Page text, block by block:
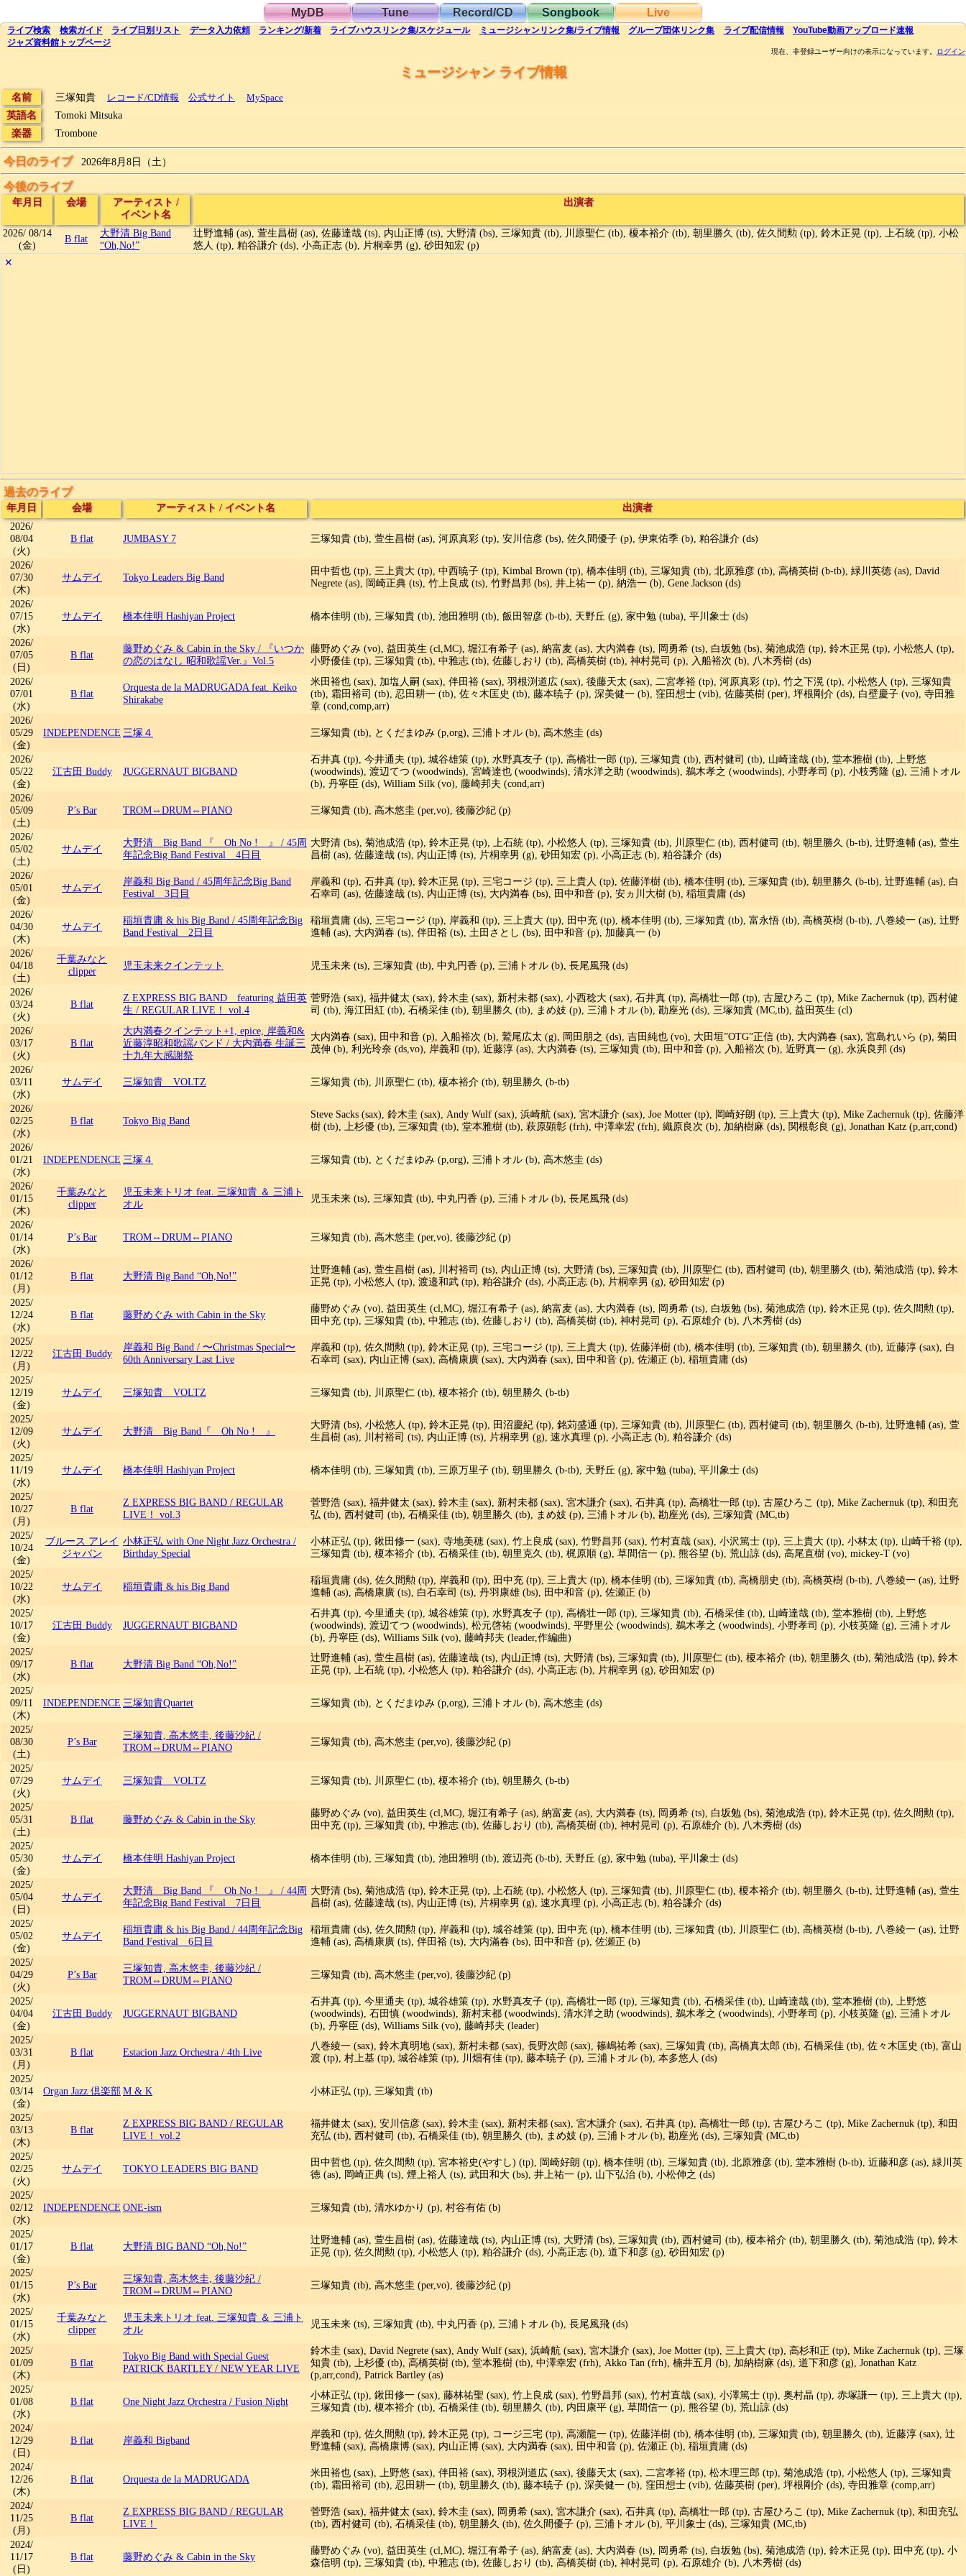
MyDB Tune Record/CD Songbook Live
ライブ検索 検索ガイド ライブ日別 リスト データ入力依頼 ランキング/新着 ライブハウス リンク集/スケジュール ミュージシャンリンク集/ライブ情報 グループ団体リンク集 ライブ配信情報 YouTube動画アップロード速報
ジャズ資料館 トップページ
現在、非登録ユーザー向けの表示になっています。 ログイン
ミュージシャン ライブ情報
名前 三塚知貴 レコード/CD情報 公式サイト MySpace
英語名
Tomoki Mitsuka
楽器
Trombone
今日のライブ 2026年8月8日（土）
今後のライブ
年月日 会場 アーティスト /
イベント名
出演者
2026/ 08/14
(金)
B flat
大野清 Big Band
“Oh,No!”
辻野進輔 (as), 萱生昌樹 (as), 佐藤達哉 (ts), 内山正博 (ts), 大野清 (bs), 三塚知貴 (tb), 川原聖仁 (tb), 榎本裕介 (tb), 朝里勝久 (tb), 佐久間勲 (tp), 鈴木正晃 (tp), 上石統 (tp), 小松
悠人 (tp), 粕谷謙介 (ds), 小高正志 (b), 片桐幸男 (g), 砂田知宏 (p)
✕
過去のライブ
年月日 会場 アーティスト / イベント名
出演者
2026/
08/04
(火)
B flat JUMBASY 7 三塚知貴 (tb), 萱生昌樹 (as), 河原真彩 (tp), 安川信彦 (bs), 佐久間優子 (p), 伊東佑季 (b), 粕谷謙介 (ds)
2026/
07/30
(木)
サムデイ Tokyo Leaders Big Band
田中哲也 (tp), 三上貴大 (tp), 中西暁子 (tp), Kimbal Brown (tp), 橋本佳明 (tb), 三塚知貴 (tb), 北原雅彦 (tb), 高橋英樹 (b-tb), 緑川英徳 (as), David
Negrete (as), 岡崎正典 (ts), 竹上良成 (ts), 竹野昌邦 (bs), 井上祐一 (p), 納浩一 (b), Gene Jackson (ds)
2026/
07/15
(水)
サムデイ 橋本佳明 Hashiyan Project 橋本佳明 (tb), 三塚知貴 (tb), 池田雅明 (tb), 飯田智彦 (b-tb), 天野丘 (g), 家中勉 (tuba), 平川象士 (ds)
2026/
07/05
(日)
B flat
藤野めぐみ & Cabin in the Sky /
『いつか
の恋のはなし 昭和歌謡Ver.』Vol.5
藤野めぐみ (vo), 益田英生 (cl,MC), 堀江有希子 (as), 納富麦 (as), 大内満春 (ts), 岡勇希 (ts), 白坂勉 (bs), 菊池成浩 (tp), 鈴木正晃 (tp), 小松悠人 (tp),
小野優佳 (tp), 三塚知貴 (tb), 中雅志 (tb), 佐藤しおり (tb), 高橋英樹 (tb), 神村晃司 (p), 入船裕次 (b), 八木秀樹 (ds)
2026/
07/01
(水)
B flat
Orquesta de la MADRUGADA feat. Keiko
Shirakabe
米田裕也 (sax), 加塩人嗣 (sax), 伴田裕 (sax), 羽根渕道広 (sax), 後藤天太 (sax), 二宮孝裕 (tp), 河原真彩 (tp), 竹之下滉 (tp), 小松悠人 (tp), 三塚知貴
(tb), 霜田裕司 (tb), 忍田耕一 (tb), 佐々木匡史 (tb), 藤本暁子 (p), 深美健一 (b), 窪田想士 (vib), 佐藤英樹 (per), 坪根剛介 (ds), 白壁慶子 (vo), 寺田雅
章 (cond,comp,arr)
2026/
05/29
(金)
INDEPENDENCE 三塚４ 三塚知貴 (tb), とくだまゆみ (p,org), 三浦トオル (b), 高木悠圭 (ds)
2026/
05/22
(金)
江古田 Buddy JUGGERNAUT BIGBAND
石井真 (tp), 今井通夫 (tp), 城谷雄策 (tp), 水野真友子 (tp), 高橋壮一郎 (tp), 三塚知貴 (tb), 西村健司 (tb), 山崎達哉 (tb), 堂本雅樹 (tb), 上野悠
(woodwinds), 渡辺てつ (woodwinds), 宮崎達也 (woodwinds), 清水洋之助 (woodwinds), 鵜木孝之 (woodwinds), 小野孝司 (p), 小枝秀隆 (g), 三浦トオル
(b), 丹寧臣 (ds), William Silk (vo), 藤崎邦夫 (cond,arr)
2026/
05/09
(土)
P’s Bar TROM⇔DRUM⇔PIANO 三塚知貴 (tb), 高木悠圭 (per,vo), 後藤沙紀 (p)
2026/
05/02
(土)
サムデイ
大野清 Big Band 『 Oh No ! 』 / 45周
年記念Big Band Festival 4日目
大野清 (bs), 菊池成浩 (tp), 鈴木正晃 (tp), 上石統 (tp), 小松悠人 (tp), 三塚知貴 (tb), 川原聖仁 (tb), 西村健司 (tb), 朝里勝久 (b-tb), 辻野進輔 (as), 萱生
昌樹 (as), 佐藤達哉 (ts), 内山正博 (ts), 片桐幸男 (g), 砂田知宏 (p), 小高正志 (b), 粕谷謙介 (ds)
2026/
05/01
(金)
サムデイ
岸義和 Big Band / 45周年記念Big Band
Festival 3日目
岸義和 (tp), 石井真 (tp), 鈴木正晃 (tp), 三宅コージ (tp), 三上貴人 (tp), 佐藤洋樹 (tb), 橋本佳明 (tb), 三塚知貴 (tb), 朝里勝久 (b-tb), 辻野進輔 (as), 白
石幸司 (as), 佐藤達哉 (ts), 内山正博 (ts), 大内満春 (bs), 田中和音 (p), 安ヵ川大樹 (b), 稲垣貴庸 (ds)
2026/
04/30
(木)
サムデイ
稲垣貴庸 & his Big Band / 45周年記念Big
Band Festival 2日目
稲垣貴庸 (ds), 三宅コージ (tp), 岸義和 (tp), 三上貴大 (tp), 田中充 (tp), 橋本佳明 (tb), 三塚知貴 (tb), 富永悟 (tb), 高橋英樹 (b-tb), 八巻綾一 (as), 辻野
進輔 (as), 大内満春 (ts), 伴田裕 (ts), 土田さとし (bs), 田中和音 (p), 加藤真一 (b)
2026/
04/18
(土)
千葉みなと
clipper
児玉未来クインテット 児玉未来 (ts), 三塚知貴 (tb), 中丸円香 (p), 三浦トオル (b), 長尾風飛 (ds)
2026/
03/24
(火)
B flat
Z EXPRESS BIG BAND featuring 益田英
生 / REGULAR LIVE！ vol.4
菅野浩 (sax), 福井健太 (sax), 鈴木圭 (sax), 新村未都 (sax), 小西稔大 (sax), 石井真 (tp), 高橋壮一郎 (tp), 古屋ひろこ (tp), Mike Zachernuk (tp), 西村健
司 (tb), 海江田紅 (tb), 石橋采佳 (tb), 朝里勝久 (tb), まめ妓 (p), 三浦トオル (b), 勘座光 (ds), 三塚知貴 (MC,tb), 益田英生 (cl)
2026/
03/17
(火)
B flat
大内満春クインテット+1, epice, 岸義和&
近藤淳昭和歌謡バンド / 大内満春 生誕三
十九年大感謝祭
大内満春 (sax), 田中和音 (p), 入船裕次 (b), 鷲尾広太 (g), 岡田朋之 (ds), 吉田純也 (vo), 大田垣”OTG”正信 (tb), 大内満春 (sax), 宮島れいら (p), 菊田
茂伸 (b), 利光玲奈 (ds,vo), 岸義和 (tp), 近藤淳 (as), 大内満春 (ts), 三塚知貴 (tb), 田中和音 (p), 入船裕次 (b), 近野真一 (g), 永浜良邦 (ds)
2026/
03/11
(水)
サムデイ 三塚知貴 VOLTZ 三塚知貴 (tb), 川原聖仁 (tb), 榎本裕介 (tb), 朝里勝久 (b-tb)
2026/
02/25
(水)
B flat Tokyo Big Band
Steve Sacks (sax), 鈴木圭 (sax), Andy Wulf (sax), 浜崎航 (sax), 宮木謙介 (sax), Joe Motter (tp), 岡崎好朗 (tp), 三上貴大 (tp), Mike Zachernuk (tp), 佐藤洋
樹 (tb), 上杉優 (tb), 三塚知貴 (tb), 堂本雅樹 (tb), 萩原顕彰 (frh), 中澤幸宏 (frh), 織原良次 (b), 加納樹麻 (ds), 関根彰良 (g), Jonathan Katz (p,arr,cond)
2026/
01/21
(水)
INDEPENDENCE 三塚４ 三塚知貴 (tb), とくだまゆみ (p,org), 三浦トオル (b), 高木悠圭 (ds)
2026/
01/15
(木)
千葉みなと
clipper
児玉未来トリオ feat. 三塚知貴 ＆ 三浦ト
オル
児玉未来 (ts), 三塚知貴 (tb), 中丸円香 (p), 三浦トオル (b), 長尾風飛 (ds)
2026/
01/14
(水)
P’s Bar TROM⇔DRUM⇔PIANO 三塚知貴 (tb), 高木悠圭 (per,vo), 後藤沙紀 (p)
2026/
01/12
(月)
B flat 大野清 Big Band “Oh,No!”
辻野進輔 (as), 萱生昌樹 (as), 川村裕司 (ts), 内山正博 (ts), 大野清 (bs), 三塚知貴 (tb), 川原聖仁 (tb), 西村健司 (tb), 朝里勝久 (tb), 菊池成浩 (tp), 鈴木
正晃 (tp), 小松悠人 (tp), 渡邉和武 (tp), 粕谷謙介 (ds), 小高正志 (b), 片桐幸男 (g), 砂田知宏 (p)
2025/
12/24
(水)
B flat 藤野めぐみ with Cabin in the Sky
藤野めぐみ (vo), 益田英生 (cl,MC), 堀江有希子 (as), 納富麦 (as), 大内満春 (ts), 岡勇希 (ts), 白坂勉 (bs), 菊池成浩 (tp), 鈴木正晃 (tp), 佐久間勲 (tp),
田中充 (tp), 三塚知貴 (tb), 中雅志 (tb), 佐藤しおり (tb), 高橋英樹 (tb), 神村晃司 (p), 石原雄介 (b), 八木秀樹 (ds)
2025/
12/22
(月)
江古田 Buddy
岸義和 Big Band / 〜Christmas Special〜
60th Anniversary Last Live
岸義和 (tp), 佐久間勲 (tp), 鈴木正晃 (tp), 三宅コージ (tp), 三上貴大 (tp), 佐藤洋樹 (tb), 橋本佳明 (tb), 三塚知貴 (tb), 朝里勝久 (tb), 近藤淳 (sax), 白
石幸司 (sax), 内山正博 (sax), 高橋康廣 (sax), 大内満春 (sax), 田中和音 (p), 佐瀬正 (b), 稲垣貴庸 (ds)
2025/
12/19
(金)
サムデイ 三塚知貴 VOLTZ 三塚知貴 (tb), 川原聖仁 (tb), 榎本裕介 (tb), 朝里勝久 (b-tb)
2025/
12/09
(火)
サムデイ 大野清 Big Band『 Oh No ! 』
大野清 (bs), 小松悠人 (tp), 鈴木正晃 (tp), 田沼慶紀 (tp), 銘苅盛通 (tp), 三塚知貴 (tb), 川原聖仁 (tb), 西村健司 (tb), 朝里勝久 (b-tb), 辻野進輔 (as), 萱
生昌樹 (as), 川村裕司 (ts), 内山正博 (ts), 片桐幸男 (g), 速水真理 (p), 小高正志 (b), 粕谷謙介 (ds)
2025/
11/19
(水)
サムデイ 橋本佳明 Hashiyan Project 橋本佳明 (tb), 三塚知貴 (tb), 三原万里子 (tb), 朝里勝久 (b-tb), 天野丘 (g), 家中勉 (tuba), 平川象士 (ds)
2025/
10/27
(月)
B flat
Z EXPRESS BIG BAND / REGULAR
LIVE！ vol.3
菅野浩 (sax), 福井健太 (sax), 鈴木圭 (sax), 新村未都 (sax), 宮木謙介 (sax), 石井真 (tp), 高橋壮一郎 (tp), 古屋ひろこ (tp), Mike Zachernuk (tp), 和田充
弘 (tb), 西村健司 (tb), 石橋采佳 (tb), 朝里勝久 (tb), まめ妓 (p), 三浦トオル (b), 勘座光 (ds), 三塚知貴 (MC,tb)
2025/
10/24
(金)
ブルース アレイ
ジャパン
小林正弘 with One Night Jazz Orchestra /
Birthday Special
小林正弘 (tp), 鍬田修一 (sax), 寺地美穂 (sax), 竹上良成 (sax), 竹野昌邦 (sax), 竹村直哉 (sax), 小沢篤士 (tp), 三上貴大 (tp), 小林太 (tp), 山崎千裕 (tp),
三塚知貴 (tb), 榎本裕介 (tb), 石橋采佳 (tb), 朝里克久 (tb), 梶原順 (g), 草間信一 (p), 熊谷望 (b), 荒山諒 (ds), 高尾直樹 (vo), mickey-T (vo)
2025/
10/22
(水)
サムデイ 稲垣貴庸 & his Big Band
稲垣貴庸 (ds), 佐久間勲 (tp), 岸義和 (tp), 田中充 (tp), 三上貴大 (tp), 橋本佳明 (tb), 三塚知貴 (tb), 高橋朋史 (tb), 高橋英樹 (b-tb), 八巻綾一 (as), 辻野
進輔 (as), 高橋康廣 (ts), 白石幸司 (ts), 丹羽康雄 (bs), 田中和音 (p), 佐瀬正 (b)
2025/
10/17
(金)
江古田 Buddy JUGGERNAUT BIGBAND
石井真 (tp), 今里通夫 (tp), 城谷雄策 (tp), 水野真友子 (tp), 高橋壮一郎 (tp), 三塚知貴 (tb), 石橋采佳 (tb), 山崎達哉 (tb), 堂本雅樹 (tb), 上野悠
(woodwinds), 渡辺てつ (woodwinds), 松元啓祐 (woodwinds), 平野里公 (woodwinds), 鵜木孝之 (woodwinds), 小野孝司 (p), 小枝英隆 (g), 三浦トオル
(b), 丹寧臣 (ds), Williams Silk (vo), 藤崎邦夫 (leader,作編曲)
2025/
09/17
(水)
B flat 大野清 Big Band “Oh,No!”
辻野進輔 (as), 萱生昌樹 (as), 佐藤達哉 (ts), 内山正博 (ts), 大野清 (bs), 三塚知貴 (tb), 川原聖仁 (tb), 榎本裕介 (tb), 朝里勝久 (tb), 菊池成浩 (tp), 鈴木
正晃 (tp), 上石統 (tp), 小松悠人 (tp), 粕谷謙介 (ds), 小高正志 (b), 片桐幸男 (g), 砂田知宏 (p)
2025/
09/11
(木)
INDEPENDENCE 三塚知貴Quartet 三塚知貴 (tb), とくだまゆみ (p,org), 三浦トオル (b), 高木悠圭 (ds)
2025/
08/30
(土)
P’s Bar
三塚知貴, 高木悠圭, 後藤沙紀 /
TROM⇔DRUM⇔PIANO
三塚知貴 (tb), 高木悠圭 (per,vo), 後藤沙紀 (p)
2025/
07/29
(火)
サムデイ 三塚知貴 VOLTZ 三塚知貴 (tb), 川原聖仁 (tb), 榎本裕介 (tb), 朝里勝久 (b-tb)
2025/
05/31
(土)
B flat 藤野めぐみ & Cabin in the Sky
藤野めぐみ (vo), 益田英生 (cl,MC), 堀江有希子 (as), 納富麦 (as), 大内満春 (ts), 岡勇希 (ts), 白坂勉 (bs), 菊池成浩 (tp), 鈴木正晃 (tp), 佐久間勲 (tp),
田中充 (tp), 三塚知貴 (tb), 中雅志 (tb), 佐藤しおり (tb), 高橋英樹 (tb), 神村晃司 (p), 石原雄介 (b), 八木秀樹 (ds)
2025/
05/30
(金)
サムデイ 橋本佳明 Hashiyan Project 橋本佳明 (tb), 三塚知貴 (tb), 池田雅明 (tb), 渡辺亮 (b-tb), 天野丘 (g), 家中勉 (tuba), 平川象士 (ds)
2025/
05/04
(日)
サムデイ
大野清 Big Band 『 Oh No ! 』 / 44周
年記念Big Band Festival 7日目
大野清 (bs), 菊池成浩 (tp), 鈴木正晃 (tp), 上石統 (tp), 小松悠人 (tp), 三塚知貴 (tb), 川原聖仁 (tb), 榎本裕介 (tb), 朝里勝久 (b-tb), 辻野進輔 (as), 萱生
昌樹 (as), 佐藤達哉 (ts), 内山正博 (ts), 片桐幸男 (g), 速水真理 (p), 小高正志 (b), 粕谷謙介 (ds)
2025/
05/02
(金)
サムデイ
稲垣貴庸 & his Big Band / 44周年記念Big
Band Festival 6日目
稲垣貴庸 (ds), 佐久間勲 (tp), 岸義和 (tp), 城谷雄策 (tp), 田中充 (tp), 橋本佳明 (tb), 三塚知貴 (tb), 川原聖仁 (tb), 高橋英樹 (b-tb), 八巻綾一 (as), 辻野
進輔 (as), 高橋康廣 (ts), 伴田裕 (ts), 大内滿春 (bs), 田中和音 (p), 佐瀬正 (b)
2025/
04/29
(火)
P’s Bar
三塚知貴, 高木悠圭, 後藤沙紀 /
TROM⇔DRUM⇔PIANO
三塚知貴 (tb), 高木悠圭 (per,vo), 後藤沙紀 (p)
2025/
04/04
(金)
江古田 Buddy JUGGERNAUT BIGBAND
石井真 (tp), 今里通夫 (tp), 城谷雄策 (tp), 水野真友子 (tp), 高橋壮一郎 (tp), 三塚知貴 (tb), 石橋采佳 (tb), 山崎達哉 (tb), 堂本雅樹 (tb), 上野悠
(woodwinds), 石田慎 (woodwinds), 新村末都 (woodwinds), 清水洋之助 (woodwinds), 鵜木孝之 (woodwinds), 小野孝司 (p), 小枝英隆 (g), 三浦トオル
(b), 丹寧臣 (ds), Williams Silk (vo), 藤崎邦夫 (leader)
2025/
03/31
(月)
B flat Estacion Jazz Orchestra / 4th Live
八巻綾一 (sax), 鈴木真明地 (sax), 新村未都 (sax), 長野次郎 (sax), 篠嶋祐希 (sax), 三塚知貴 (tb), 高橋真太郎 (tb), 石橋采佳 (tb), 佐々木匡史 (tb), 富山
渡 (tp), 村上基 (tp), 城谷雄策 (tp), 川畑有佳 (tp), 藤本暁子 (p), 三浦トオル (b), 本多悠人 (ds)
2025/
03/14
(金)
Organ Jazz 倶楽部M & K 小林正弘 (tp), 三塚知貴 (tb)
2025/
03/13
(木)
B flat
Z EXPRESS BIG BAND / REGULAR
LIVE！ vol.2
福井健太 (sax), 安川信彦 (sax), 鈴木圭 (sax), 新村未都 (sax), 宮木謙介 (sax), 石井真 (tp), 高橋壮一郎 (tp), 古屋ひろこ (tp), Mike Zachernuk (tp), 和田
充弘 (tb), 西村健司 (tb), 石橋采佳 (tb), 朝里勝久 (tb), まめ妓 (p), 三浦トオル (b), 勘座光 (ds), 三塚知貴 (MC,tb)
2025/
02/25
(火)
サムデイ TOKYO LEADERS BIG BAND
田中哲也 (tp), 佐久間勲 (tp), 宮本裕史(やすし) (tp), 岡崎好朗 (tp), 橋本佳明 (tb), 三塚知貴 (tb), 北原雅彦 (tb), 堂本雅樹 (b-tb), 近藤和彦 (as), 緑川英
徳 (as), 岡崎正典 (ts), 煙上裕人 (ts), 武田和大 (bs), 井上祐一 (p), 山下弘治 (b), 小松伸之 (ds)
2025/
02/12
(水)
INDEPENDENCE ONE-ism 三塚知貴 (tb), 清水ゆかり (p), 村谷有佑 (b)
2025/
01/17
(金)
B flat 大野清 BIG BAND “Oh,No!”
辻野進輔 (as), 萱生昌樹 (as), 佐藤達哉 (ts), 内山正博 (ts), 大野清 (bs), 三塚知貴 (tb), 西村健司 (tb), 榎本裕介 (tb), 朝里勝久 (tb), 菊池成浩 (tp), 鈴木
正晃 (tp), 佐久間勲 (tp), 小松悠人 (tp), 粕谷謙介 (ds), 小高正志 (b), 道下和彦 (g), 砂田知宏 (p)
2025/
01/15
(水)
P’s Bar
三塚知貴, 高木悠圭, 後藤沙紀 /
TROM⇔DRUM⇔PIANO
三塚知貴 (tb), 高木悠圭 (per,vo), 後藤沙紀 (p)
2025/
01/15
(水)
千葉みなと
clipper
児玉未来トリオ feat. 三塚知貴 ＆ 三浦ト
オル
児玉未来 (ts), 三塚知貴 (tb), 中丸円香 (p), 三浦トオル (b), 長尾風飛 (ds)
2025/
01/09
(木)
B flat
Tokyo Big Band with Special Guest
PATRICK BARTLEY/ NEW YEAR LIVE
鈴木圭 (sax), David Negrete (sax), Andy Wulf (sax), 浜崎航 (sax), 宮木謙介 (sax), Joe Motter (tp), 三上貴大 (tp), 高杉和正 (tp), Mike Zachernuk (tp), 三塚
知貴 (tb), 上杉優 (tb), 高橋英樹 (tb), 堂本雅樹 (tb), 中澤幸宏 (frh), Akko Tan (frh), 楠井五月 (b), 加納樹麻 (ds), 道下和彦 (g), Jonathan Katz
(p,arr,cond), Patrick Bartley (as)
2025/
01/08
(水)
B flat One Night Jazz Orchestra / Fusion Night
小林正弘 (tp), 鍬田修一 (sax), 藤林祐聖 (sax), 竹上良成 (sax), 竹野昌邦 (sax), 竹村直哉 (sax), 小澤篤士 (tp), 奥村晶 (tp), 赤塚謙一 (tp), 三上貴大 (tp),
三塚知貴 (tb), 榎本裕介 (tb), 石橋采佳 (tb), 朝里勝久 (tb), 内田康平 (g), 草間信一 (p), 熊谷望 (b), 荒山諒 (ds)
2024/
12/29
(日)
B flat 岸義和 Bigband
岸義和 (tp), 佐久間勲 (tp), 鈴木正晃 (tp), コージ三宅 (tp), 高瀬龍一 (tp), 佐藤洋樹 (tb), 橋本佳明 (tb), 三塚知貴 (tb), 朝里勝久 (tb), 近藤淳 (sax), 辻
野進輔 (sax), 高橋康博 (sax), 内山正博 (sax), 大内満春 (sax), 田中和音 (p), 佐瀬正 (b), 稲垣貴庸 (ds)
2024/
12/26
(木)
B flat Orquesta de la MADRUGADA
米田裕也 (sax), 上野悠 (sax), 伴田裕 (sax), 羽根渕道広 (sax), 後藤天太 (sax), 二宮孝裕 (tp), 松木理三郎 (tp), 菊池成浩 (tp), 小松悠人 (tp), 三塚知貴
(tb), 霜田裕司 (tb), 忍田耕一 (tb), 朝里勝久 (tb), 藤本暁子 (p), 深美健一 (b), 窪田想士 (vib), 佐藤英樹 (per), 坪根剛介 (ds), 寺田雅章 (comp,arr)
2024/
11/25
(月)
B flat
Z EXPRESS BIG BAND / REGULAR
LIVE！
菅野浩 (sax), 福井健太 (sax), 鈴木圭 (sax), 岡勇希 (sax), 宮木謙介 (sax), 石井真 (tp), 高橋壮一郎 (tp), 古屋ひろこ (tp), Mike Zachernuk (tp), 和田充弘
(tb), 西村健司 (tb), 石橋采佳 (tb), 朝里勝久 (tb), 佐久間優子 (p), 三浦トオル (b), 平川象士 (ds), 三塚知貴 (MC,tb)
2024/
11/17
(日)
B flat 藤野めぐみ & Cabin in the Sky
藤野めぐみ (vo), 益田英生 (cl,MC), 堀江有希子 (as), 納富麦 (as), 大内満春 (ts), 岡勇希 (ts), 白坂勉 (bs), 菊池成浩 (tp), 鈴木正晃 (tp), 田中充 (tp), 小
森信明 (tp), 三塚知貴 (tb), 中雅志 (tb), 佐藤しおり (tb), 高橋英樹 (tb), 神村晃司 (p), 石原雄介 (b), 八木秀樹 (ds)